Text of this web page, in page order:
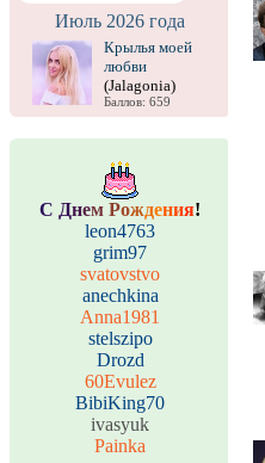
Июль 2026 года
Крылья моей
любви
(Jalagonia)
Баллов: 659
С Днем Рождения!
leon4763
grim97
svatovstvo
anechkina
Anna1981
stelszipo
Drozd
60Evulez
BibiKing70
ivasyuk
Painka